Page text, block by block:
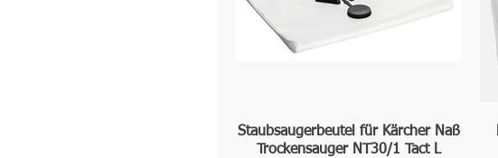
Staubsaugerbeutel für Kärcher Naß
Trockensauger NT30/1 Tact L